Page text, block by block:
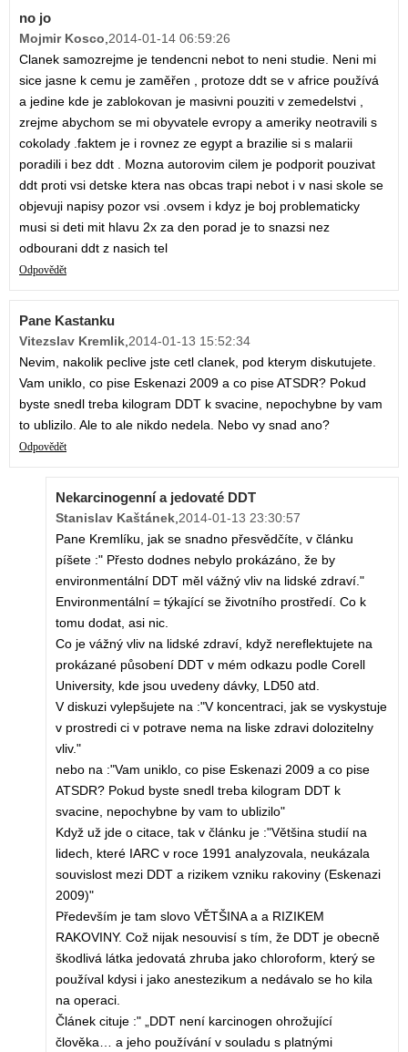
no jo
Mojmir Kosco,2014-01-14 06:59:26
Clanek samozrejme je tendencni nebot to neni studie. Neni mi
sice jasne k cemu je zaměřen , protoze ddt se v africe používá
a jedine kde je zablokovan je masivni pouziti v zemedelstvi ,
zrejme abychom se mi obyvatele evropy a ameriky neotravili s
cokolady .faktem je i rovnez ze egypt a brazilie si s malarii
poradili i bez ddt . Mozna autorovim cilem je podporit pouzivat
ddt proti vsi detske ktera nas obcas trapi nebot i v nasi skole se
objevuji napisy pozor vsi .ovsem i kdyz je boj problematicky
musi si deti mit hlavu 2x za den porad je to snazsi nez
odbourani ddt z nasich tel
Odpovědět
Pane Kastanku
Vitezslav Kremlik,2014-01-13 15:52:34
Nevim, nakolik peclive jste cetl clanek, pod kterym diskutujete.
Vam uniklo, co pise Eskenazi 2009 a co pise ATSDR? Pokud
byste snedl treba kilogram DDT k svacine, nepochybne by vam
to ublizilo. Ale to ale nikdo nedela. Nebo vy snad ano?
Odpovědět
Nekarcinogenní a jedovaté DDT
Stanislav Kaštánek,2014-01-13 23:30:57
Pane Kremlíku, jak se snadno přesvědčíte, v článku
píšete :" Přesto dodnes nebylo prokázáno, že by
environmentální DDT měl vážný vliv na lidské zdraví."
Environmentální = týkající se životního prostředí. Co k
tomu dodat, asi nic.
Co je vážný vliv na lidské zdraví, když nereflektujete na
prokázané působení DDT v mém odkazu podle Corell
University, kde jsou uvedeny dávky, LD50 atd.
V diskuzi vylepšujete na :"V koncentraci, jak se vyskystuje
v prostredi ci v potrave nema na liske zdravi dolozitelny
vliv."
nebo na :"Vam uniklo, co pise Eskenazi 2009 a co pise
ATSDR? Pokud byste snedl treba kilogram DDT k
svacine, nepochybne by vam to ublizilo"
Když už jde o citace, tak v článku je :"Většina studií na
lidech, které IARC v roce 1991 analyzovala, neukázala
souvislost mezi DDT a rizikem vzniku rakoviny (Eskenazi
2009)"
Především je tam slovo VĚTŠINA a a RIZIKEM
RAKOVINY. Což nijak nesouvisí s tím, že DDT je obecně
škodlivá látka jedovatá zhruba jako chloroform, který se
používal kdysi i jako anestezikum a nedávalo se ho kila
na operaci.
Článek cituje :" „DDT není karcinogen ohrožující
člověka… a jeho používání v souladu s platnými